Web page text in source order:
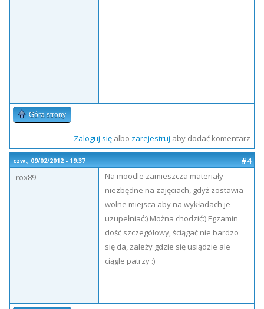
Góra strony
Zaloguj sięalbo zarejestruj aby dodać komentarz
czw., 09/02/2012 - 19:37
#4
rox89
Na moodle zamieszcza materiały
niezbędne na zajęciach, gdyż zostawia
wolne miejsca aby na wykładach je
uzupełniać:) Można chodzić:) Egzamin
dość szczegółowy, ściągać nie bardzo
się da, zależy gdzie się usiądzie ale
ciągle patrzy :)